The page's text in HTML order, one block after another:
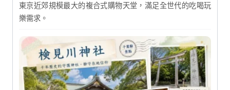
東京近郊規模最大的複合式購物天堂，滿足全世代的吃喝玩
樂需求。